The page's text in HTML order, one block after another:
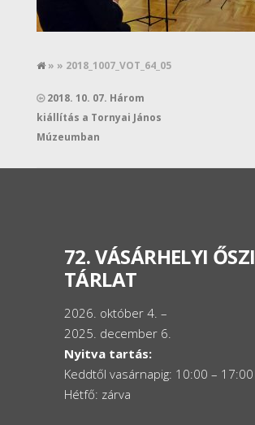
» » 2018_1007_VOT_64_05
2018. 10. 07. Három
kiállítás a Tornyai János
Múzeumban
72. VÁSÁRHELYI ŐSZI
TÁRLAT
2026. október 4. –
2025. december 6.
Nyitva tartás:
Keddtől vasárnapig: 10:00 – 17:00
Hétfő: zárva